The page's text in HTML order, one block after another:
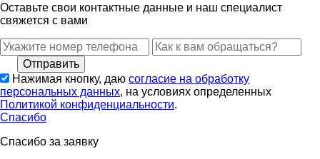
Оставьте свои контактные данные и наш специалист
свяжется с вами
Нажимая кнопку, даю согласие на обработку
персональных данных, на условиях определенных
Политикой конфиденциальности.
Спасибо
Спасибо за заявку